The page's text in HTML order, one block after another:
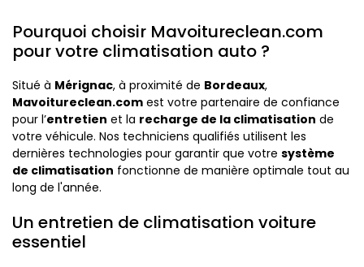
Pourquoi choisir Mavoitureclean.com
pour votre climatisation auto ?
Situé à Mérignac, à proximité de Bordeaux,
Mavoitureclean.com est votre partenaire de confiance
pour l’entretien et la recharge de la climatisation de
votre véhicule. Nos techniciens qualifiés utilisent les
dernières technologies pour garantir que votre système
de climatisation fonctionne de manière optimale tout au
long de l'année.
Un entretien de climatisation voiture
essentiel